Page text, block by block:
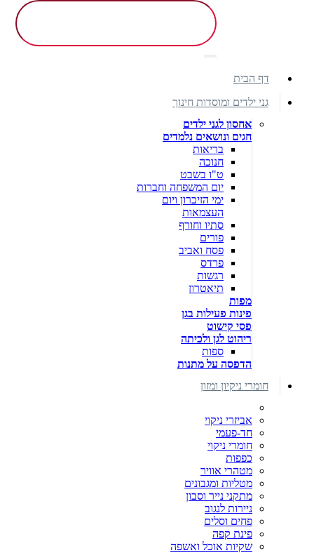
דף הבית
גני ילדים ומוסדות חינוך
אחסון לגני ילדים
חגים ונושאים נלמדים
בריאות
חנוכה
ט"ו בשבט
יום המשפחה וחברות
ימי הזיכרון ויום
העצמאות
סתיו וחורף
פורים
פסח ואביב
פרדס
רגשות
תיאטרון
מפות
פינות פעילות בגן
פסי קישוט
ריהוט לגן ולכיתה
ספות
הדפסה על מתנות
חומרי ניקיון ומזון
אביזרי ניקוי
חד-פעמי
חומרי ניקוי
כפפות
מטהרי אוויר
מטליות ומגבונים
מתקני נייר וסבון
ניירות לנגוב
פחים וסלים
פינת קפה
שקיות אוכל ואשפה